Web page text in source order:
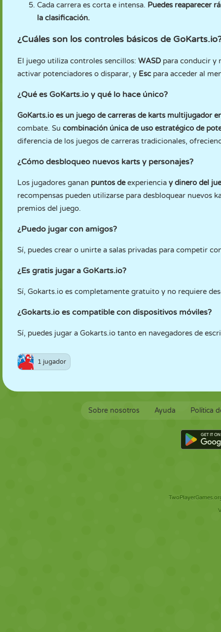
Cada carrera es corta e intensa. Puedes reaparecer
la clasificación.
¿Cuáles son los controles básicos de
El juego utiliza controles sencillos: WASD para conducir y
activar potenciadores o disparar, y Esc para acceder al
¿Qué es GoKarts.io y qué lo hace único?
GoKarts.io es un juego de carreras de karts multijugador
combate. Su combinación única de uso estratégico de
diferencia de los juegos de carreras tradicionales,
¿Cómo desbloqueo nuevos karts y personajes?
Los jugadores ganan puntos deexperiencia y dinero del
recompensas pueden utilizarse para desbloquear nuevos
premios del juego.
¿Puedo jugar con amigos?
Sí, puedes crear o unirte a salas privadas para competir
¿Es gratis jugar a GoKarts.io?
Sí, Gokarts.io es completamente gratuito y no requiere
¿Gokarts.io es compatible con dispositivos móviles?
Sí, puedes jugar a Gokarts.io tanto en navegadores de
1 jugador
Sobre nosotros Ayuda Política